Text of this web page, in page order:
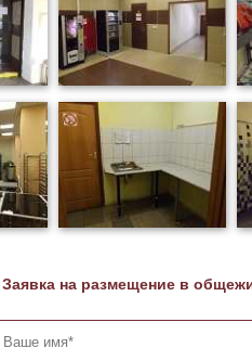
Заявка на размещение в